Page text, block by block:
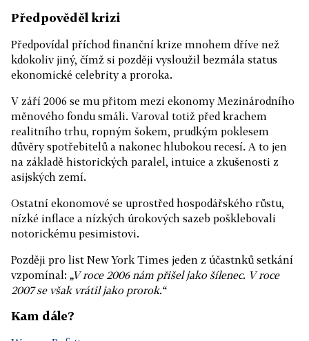
Předpověděl krizi
Předpovídal příchod finanční krize mnohem dříve než
kdokoliv jiný, čímž si později vysloužil bezmála status
ekonomické celebrity a proroka.
V září 2006 se mu přitom mezi ekonomy Mezinárodního
měnového fondu smáli. Varoval totiž před krachem
realitního trhu, ropným šokem, prudkým poklesem
důvěry spotřebitelů a nakonec hlubokou recesí. A to jen
na základě historických paralel, intuice a zkušenosti z
asijských zemí.
Ostatní ekonomové se uprostřed hospodářského růstu,
nízké inflace a nízkých úrokových sazeb pošklebovali
notorickému pesimistovi.
Později pro list New York Times jeden z účastnků setkání
vzpomínal: „V roce 2006 nám přišel jako šílenec. V roce
2007 se však vrátil jako prorok.“
Kam dále?